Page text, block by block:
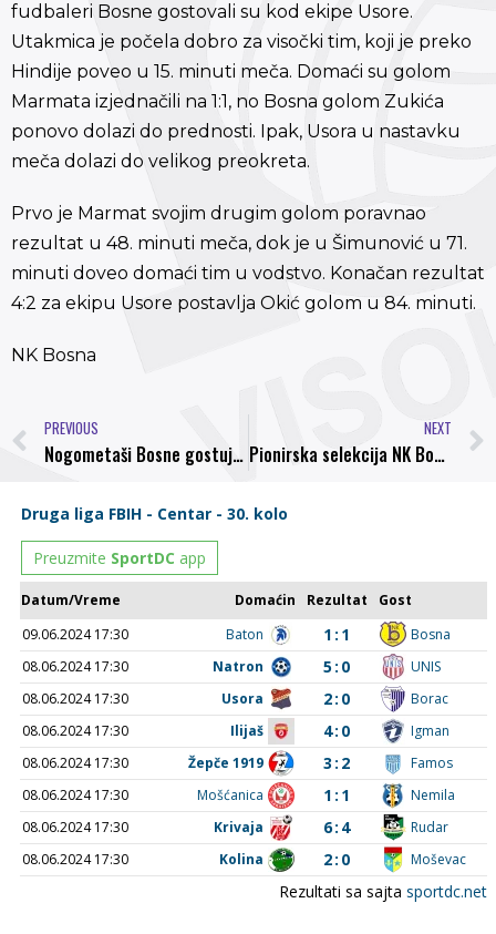
fudbaleri Bosne gostovali su kod ekipe Usore.
Utakmica je počela dobro za visočki tim, koji je preko
Hindije poveo u 15. minuti meča. Domaći su golom
Marmata izjednačili na 1:1, no Bosna golom Zukića
ponovo dolazi do prednosti. Ipak, Usora u nastavku
meča dolazi do velikog preokreta.
Prvo je Marmat svojim drugim golom poravnao
rezultat u 48. minuti meča, dok je u Šimunović u 71.
minuti doveo domaći tim u vodstvo. Konačan rezultat
4:2 za ekipu Usore postavlja Okić golom u 84. minuti.
NK Bosna
PREVIOUS
Nogometaši Bosne gostuju u Usori
NEXT
Pionirska selekcija NK Bosna slavila protiv BFK Simm Bau, u finalu protiv NK Krivaja